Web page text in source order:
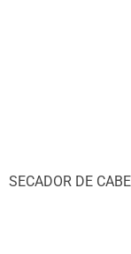
SECADOR DE